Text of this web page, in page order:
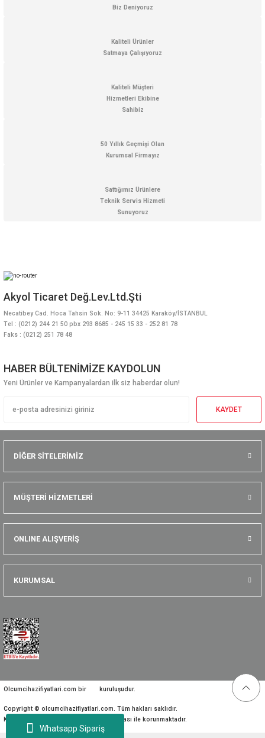
Whatsapp Sipariş
Ürün açıklamasında eksik bilgiler bulunuyor.
Ürün bilgilerinde hatalar bulunuyor.
Bu ürüne benzer farklı alternatifler olmalı.
Biz Deniyoruz
Kaliteli Ürünler
Satmaya Çalışıyoruz
Kaliteli Müşteri
Hizmetleri Ekibine
Sahibiz
50 Yıllık Geçmişi Olan
Kurumsal Firmayız
Sattığımız Ürünlere
Teknik Servis Hizmeti
Sunuyoruz
Akyol Ticaret Değ.Lev.Ltd.Şti
Necatibey Cad. Hoca Tahsin Sok. No: 9-11 34425 Karaköy/İSTANBUL
Tel : (0212) 244 21 50 pbx 293 8685 - 245 15 33 - 252 81 78
Faks : (0212) 251 78 48
HABER BÜLTENİMİZE KAYDOLUN
Yeni Ürünler ve Kampanyalardan ilk siz haberdar olun!
KAYDET
DİĞER SİTELERİMİZ
MÜŞTERİ HİZMETLERİ
ONLINE ALIŞVERİŞ
KURUMSAL
Olcumcihazifiyatlari.com bir kuruluşudur.
Copyright © olcumcihazifiyatlari.com. Tüm hakları saklıdır.
Kredi kartı bilgileriniz 256bit SSL sertifikası ile korunmaktadır.